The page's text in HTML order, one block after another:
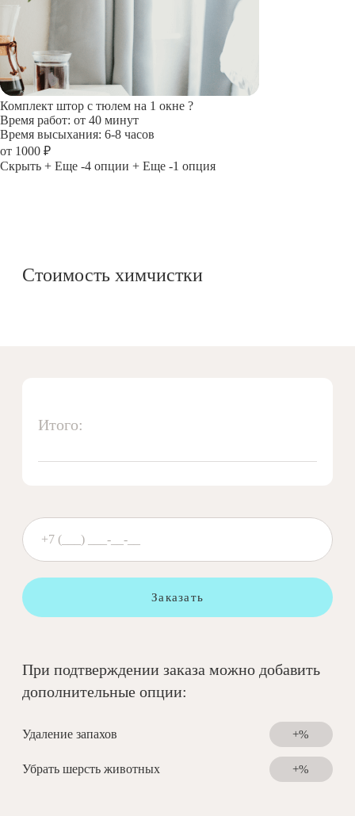
Комплект штор с тюлем на 1 окне ?
Время работ: от 40 минут
Время высыхания: 6-8 часов
от 1000 ₽
Скрыть + Еще -4 опции + Еще -1 опция
Стоимость химчистки
Итого:
Заказать
При подтверждении заказа можно добавить
дополнительные опции:
Удаление запахов +%
Убрать шерсть животных +%